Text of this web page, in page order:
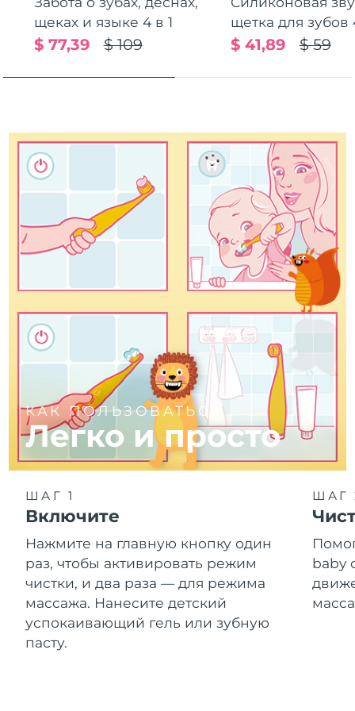
щеках и языке 4 в 1
$ 109
$ 77,39
щетка для зубов
$ 59
$ 41,89
КАК ПОЛЬЗОВАТЬСЯ
Легко и просто
ШАГ 1
Включите
Нажмите на главную кнопку один
раз, чтобы активировать режим
чистки, и два раза — для режима
массажа. Нанесите детский
успокаивающий гель или зубную
пасту.
ШАГ
baby
Пуэрто-Рико
Ожидаемая дата доставки
8/11/26
8/10/26
Румыния
Ожидаемая дата доставки
8/9/26
Россия
Ожидаемая дата доставки
8/17/26
Саудовская Аравия
Ожидаемая дата доставки
8/10/26
Сингапур
Ожидаемая дата доставки
8/11/26
Словакия
Ожидаемая дата доставки
Словения
Ожидаемая дата доставки
8/9/26
Южно-Африканская
Республика
Ожидаемая дата доставки
8/17/26
Республика Корея
Ожидаемая дата доставки
8/11/26
Испания
Ожидаемая дата доставки
8/9/26
Швеция
Ожидаемая дата доставки
8/9/26
Швейцария